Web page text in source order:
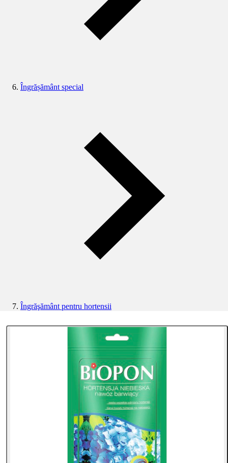
Îngrășământ special
Îngrăşământ pentru hortensii